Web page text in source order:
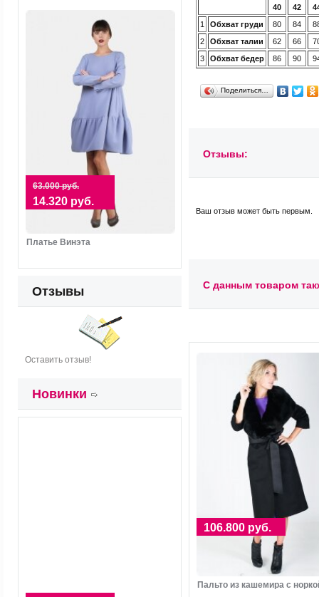
40 42
1
Обхват груди 80 84
2
Обхват талии 62 66
3
Обхват бедер 86 90
Поделиться…
Отзывы:
Ваш отзыв может быть первым.
С данным товаром
106.800 руб.
Пальто из кашемира с
63.000 руб.
14.320 руб.
Платье Винэта
Отзывы
Оставить отзыв!
Новинки